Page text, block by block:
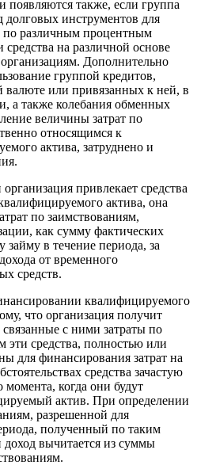
появляются также, если группа
долговых инструментов для
по различным процентным
средства на различной основе
Дополнительно
группой кредитов,
или привязанных к ней, в
а также колебания обменных
величины затрат по
относящимся к
актива, затруднено и
привлекает средства
актива, она
по заимствованиям,
как сумму фактических
займу в течение периода, за
от временного
средств.
квалифицируемого
что организация получит
с ними затраты по
эти средства, полностью или
для финансирования затрат на
средства зачастую
когда они будут
актив. При определении
разрешенной для
полученный по таким
вычитается из суммы